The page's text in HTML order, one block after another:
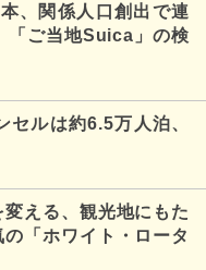
、関係人口創出で連
「ご当地Suica」の検
ルは約6.5万人泊、
える、観光地にもた
「ホワイト・ロータ